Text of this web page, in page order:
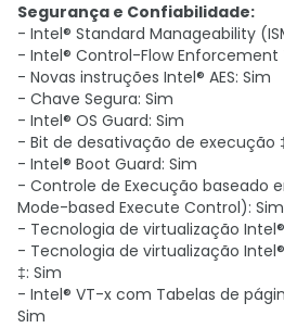
Segurança e Confiabilidade:
- Intel® Standard Manageability
- Intel® Control-Flow Enforcement
- Novas instruções Intel® AES: Sim
- Chave Segura: Sim
- Intel® OS Guard: Sim
- Bit de desativação de execução
- Intel® Boot Guard: Sim
- Controle de Execução baseado
Mode-based Execute Control): Sim
- Tecnologia de virtualização
- Tecnologia de virtualização
‡: Sim
- Intel® VT-x com Tabelas de
Sim